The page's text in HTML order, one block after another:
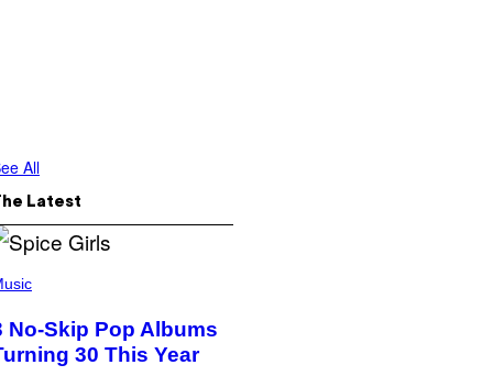
All
Latest
No-Skip Pop Albums
30 This Year